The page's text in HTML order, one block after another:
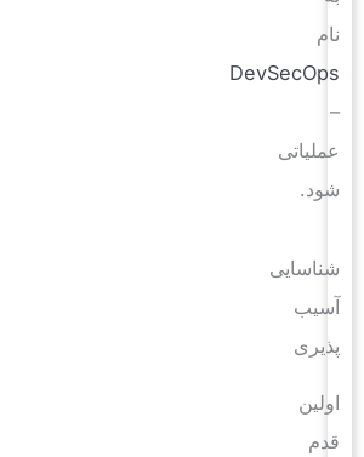
DevSecOps
عملیاتی
شود.
شناسایی
آسیب
پذیری
اولین
قدم